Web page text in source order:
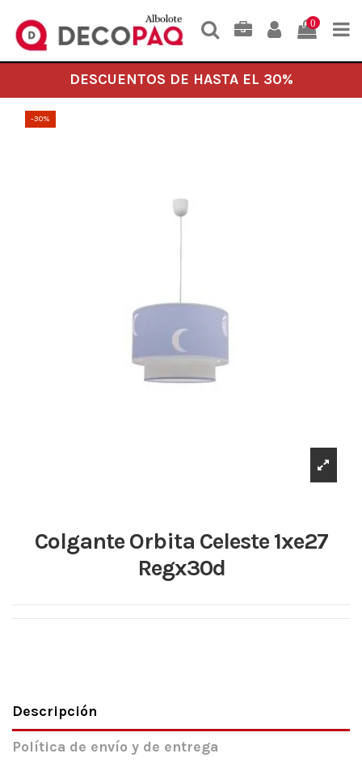
0
DESCUENTOS DE HASTA EL 30%
-30%
Colgante Orbita Celeste 1xe27
Regx30d
Descripción
Política de envío y de entrega